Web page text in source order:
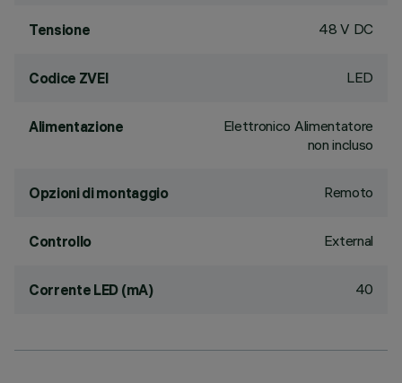
Tensione 48 V DC
Codice ZVEI LED
Alimentazione
Elettronico Alimentatore
non incluso
Opzioni di montaggio Remoto
Controllo External
Corrente LED (mA) 40